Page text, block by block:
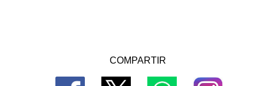
COMPARTIR